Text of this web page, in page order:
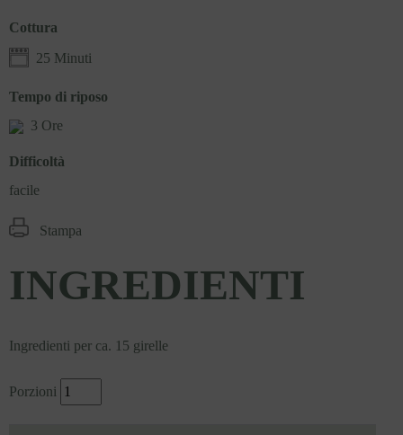
Cottura
25 Minuti
Tempo di riposo
3 Ore
Difficoltà
facile
Stampa
INGREDIENTI
Ingredienti per ca. 15 girelle
Porzioni